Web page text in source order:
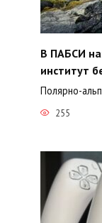
В ПАБСИ
институт
Полярно-
255